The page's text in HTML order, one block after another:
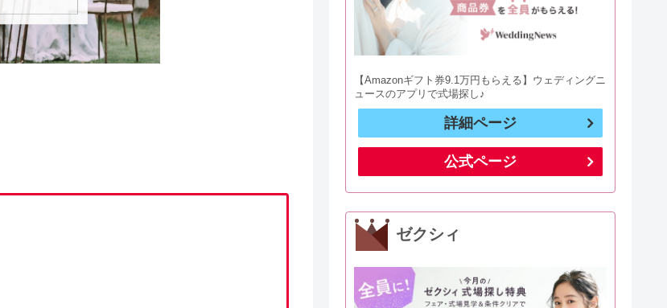
【Amazonギフト券9.1万円もらえる】ウェディングニ
ュースのアプリで式場探し♪
詳細ページ
公式ページ
ゼクシィ